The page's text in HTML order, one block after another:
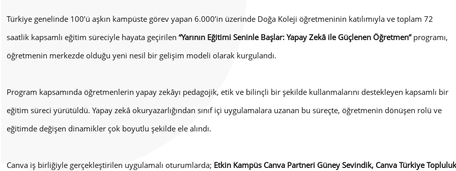
Türkiye genelinde 100’ü aşkın kampüste görev yapan 6.000’in üzerinde Doğa Koleji öğretmeninin katılımıyla ve toplam 72
saatlik kapsamlı eğitim süreciyle hayata geçirilen“Yarının Eğitimi Seninle Başlar: Yapay Zekâ ile Güçlenen Öğretmen”programı,
öğretmenin merkezde olduğu yeni nesil bir gelişim modeli olarak kurgulandı.
Program kapsamında öğretmenlerin yapay zekâyı pedagojik, etik ve bilinçli bir şekilde kullanmalarını destekleyen kapsamlı bir
eğitim süreci yürütüldü. Yapay zekâ okuryazarlığından sınıf içi uygulamalara uzanan bu süreçte, öğretmenin dönüşen rolü ve
eğitimde değişen dinamikler çok boyutlu şekilde ele alındı.
Canva iş birliğiyle gerçekleştirilen uygulamalı oturumlarda; Etkin Kampüs Canva Partneri Güney Sevindik, Canva Türkiye